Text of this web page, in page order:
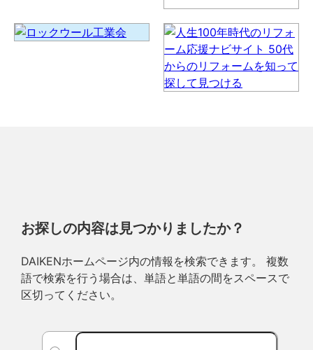
お探しの内容は見つかりましたか？
DAIKENホームページ内の情報を検索できます。 複数
語で検索を行う場合は、単語と単語の間をスペースで
区切ってください。